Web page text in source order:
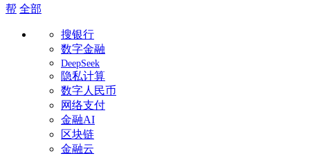
帮 全部
搜银行
数字金融
DeepSeek
隐私计算
数字人民币
网络支付
金融AI
区块链
金融云